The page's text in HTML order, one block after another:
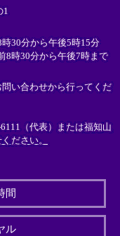
1
30分から午後5時15分
8時30分から午後7時まで
い合わせから行ってくだ
（代表）または福知山
ださい。
間
ル